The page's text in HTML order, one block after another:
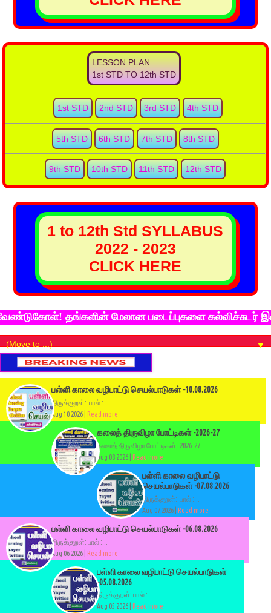
LESSON PLAN
1st STD TO 12th STD
1st STD 2nd STD 3rd STD 4th STD
5th STD 6th STD 7th STD 8th STD
9th STD 10th STD 11th STD 12th STD
1 to 12th Std SYLLABUS
2022 - 2023
CLICK HERE
தங்களின் மேலான படைப்புகளை கல்விச்சுடர் இணைய
▼
பள்ளி காலை வழிபாட்டு செயல்பாடுகள் -10.08.2026
திருக்குறள்: பால் :...
Aug 10 2026 | Read more
கலைத் திருவிழா போட்டிகள் -2026-27
கலைத் திருவிழா போட்டிகள் -2026-27 ...
Aug 08 2026 | Read more
பள்ளி காலை வழிபாட்டு
செயல்பாடுகள் -07.08.2026
திருக்குறள்: பால் :...
Aug 07 2026 | Read more
பள்ளி காலை வழிபாட்டு செயல்பாடுகள் -06.08.2026
திருக்குறள்: பால் :...
Aug 06 2026 | Read more
பள்ளி காலை வழிபாட்டு செயல்பாடுகள்
-05.08.2026
திருக்குறள்: பால் :...
Aug 05 2026 | Read more